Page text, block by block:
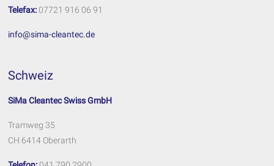
Telefax: 07721 916 06 91
info@sima-cleantec.de
Schweiz
SiMa Cleantec Swiss GmbH
Tramweg 35
CH 6414 Oberarth